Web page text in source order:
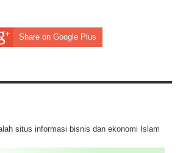
Share on Google Plus
situs informasi bisnis dan ekonomi Islam